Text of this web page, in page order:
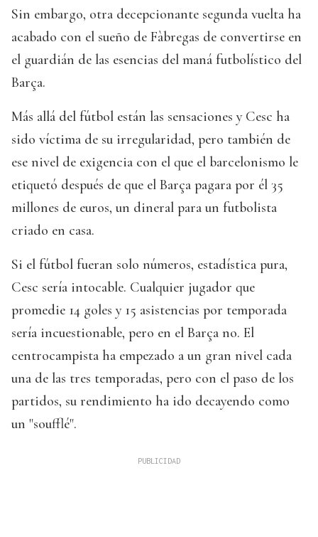
Sin embargo, otra decepcionante segunda vuelta ha
acabado con el sueño de Fàbregas de convertirse en
el guardián de las esencias del maná futbolístico del
Barça.
Más allá del fútbol están las sensaciones y Cesc ha
sido víctima de su irregularidad, pero también de
ese nivel de exigencia con el que el barcelonismo le
etiquetó después de que el Barça pagara por él 35
millones de euros, un dineral para un futbolista
criado en casa.
Si el fútbol fueran solo números, estadística pura,
Cesc sería intocable. Cualquier jugador que
promedie 14 goles y 15 asistencias por temporada
sería incuestionable, pero en el Barça no. El
centrocampista ha empezado a un gran nivel cada
una de las tres temporadas, pero con el paso de los
partidos, su rendimiento ha ido decayendo como
un "soufflé".